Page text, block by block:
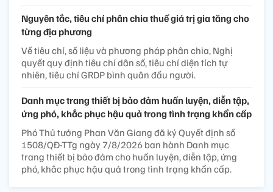
Nguyên tắc, tiêu chí phân chia thuế giá trị gia tăng cho
từng địa phương
Về tiêu chí, số liệu và phương pháp phân chia, Nghị
quyết quy định tiêu chí dân số, tiêu chí diện tích tự
nhiên, tiêu chí GRDP bình quân đầu người.
Danh mục trang thiết bị bảo đảm huấn luyện, diễn tập,
ứng phó, khắc phục hậu quả trong tình trạng khẩn cấp
Phó Thủ tướng Phan Văn Giang đã ký Quyết định số
1508/QĐ-TTg ngày 7/8/2026 ban hành Danh mục
trang thiết bị bảo đảm cho huấn luyện, diễn tập, ứng
phó, khắc phục hậu quả trong tình trạng khẩn cấp.